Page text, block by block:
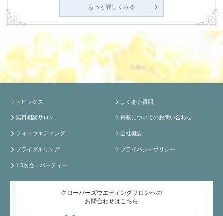
もっと詳しくみる
トピックス
無料相談サロン
フォトウエディング
ブライダルリング
1.5次会・パーティー
よくある質問
掲載についてのお問い合わせ
会社概要
プライバシーポリシー
クローバーズウエディングサロンへの
お問合わせはこちら